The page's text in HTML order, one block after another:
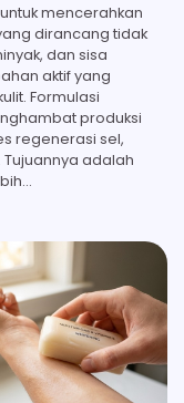
mencerahkan
dirancang tidak
dan sisa
aktif yang
Formulasi
produksi
regenerasi sel,
adalah